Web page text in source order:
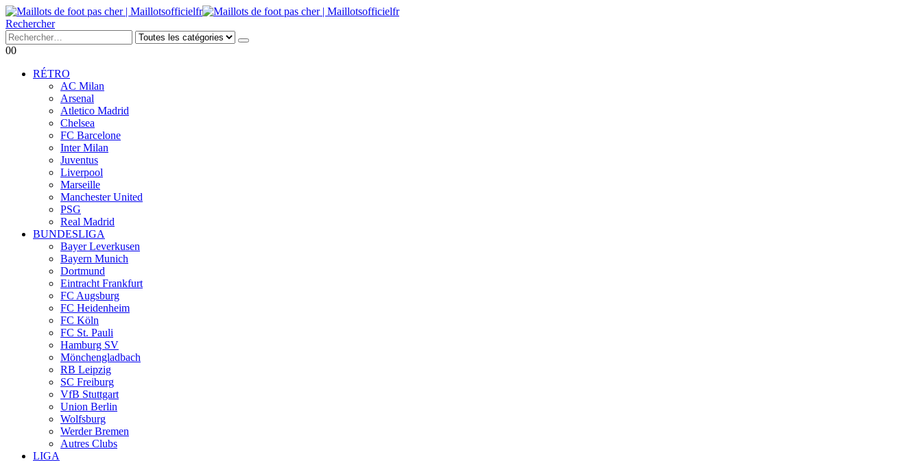
Rechercher
00
RÉTRO
AC Milan
Arsenal
Atletico Madrid
Chelsea
FC Barcelone
Inter Milan
Juventus
Liverpool
Marseille
Manchester United
PSG
Real Madrid
BUNDESLIGA
Bayer Leverkusen
Bayern Munich
Dortmund
Eintracht Frankfurt
FC Augsburg
FC Heidenheim
FC Köln
FC St. Pauli
Hamburg SV
Mönchengladbach
RB Leipzig
SC Freiburg
VfB Stuttgart
Union Berlin
Wolfsburg
Werder Bremen
Autres Clubs
LIGA